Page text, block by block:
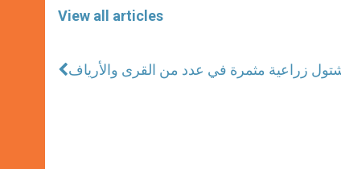
View all articles
شتول زراعية مثمرة في عدد من القرى والأرياف